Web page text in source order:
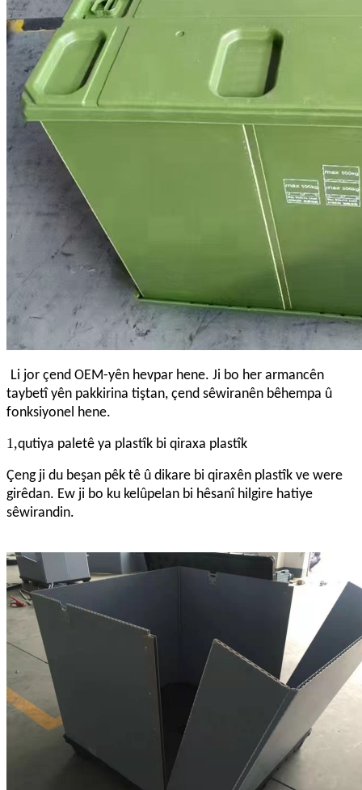
Li jor çend OEM-yên hevpar hene. Ji bo her armancên
taybetî yên pakkirina tiştan, çend sêwiranên bêhempa û
fonksiyonel hene.
1,qutiya paletê ya plastîk bi qiraxa plastîk
Çeng ji du beşan pêk tê û dikare bi qiraxên plastîk ve were
girêdan. Ew ji bo ku kelûpelan bi hêsanî hilgire hatiye
sêwirandin.